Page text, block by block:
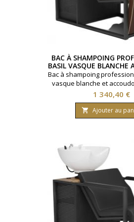
BAC À SHAMPOING
BASIL VASQUE BLANCHE
MARRONS
Bac à shampoing
vasque blanche et
Bac de lavage en salon
améliorant le confort
facilitant le travail au
Vasque inclinable,
usage intensif et optimisent
flux...
Prix
1 340,40 €
 Ajouter au